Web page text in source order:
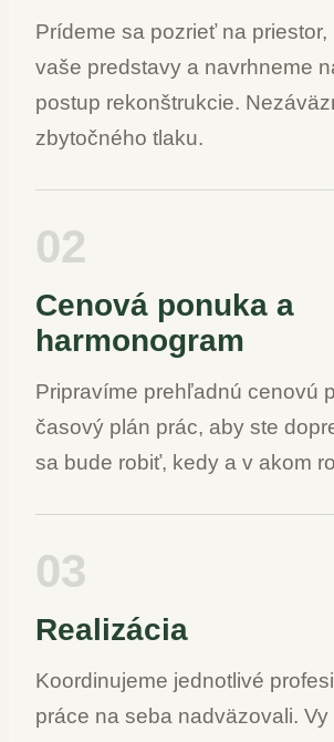
Prídeme sa pozrieť na priestor,
vaše predstavy a navrhneme
postup rekonštrukcie.
zbytočného tlaku.
02
Cenová ponuka a
harmonogram
Pripravíme prehľadnú cenovú
časový plán prác, aby ste
sa bude robiť, kedy a v akom
03
Realizácia
Koordinujeme jednotlivé
práce na seba nadväzovali. Vy